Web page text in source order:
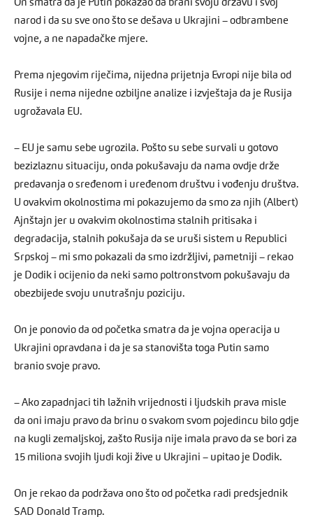
On smatra da je Putin pokazao da brani svoju državu i svoj
narod i da su sve ono što se dešava u Ukrajini – odbrambene
vojne, a ne napadačke mjere.
Prema njegovim riječima, nijedna prijetnja Evropi nije bila od
Rusije i nema nijedne ozbiljne analize i izvještaja da je Rusija
ugrožavala EU.
– EU je samu sebe ugrozila. Pošto su sebe survali u gotovo
bezizlaznu situaciju, onda pokušavaju da nama ovdje drže
predavanja o sređenom i uređenom društvu i vođenju društva.
U ovakvim okolnostima mi pokazujemo da smo za njih (Albert)
Ajnštajn jer u ovakvim okolnostima stalnih pritisaka i
degradacija, stalnih pokušaja da se uruši sistem u Republici
Srpskoj – mi smo pokazali da smo izdržljivi, pametniji – rekao
je Dodik i ocijenio da neki samo poltronstvom pokušavaju da
obezbijede svoju unutrašnju poziciju.
On je ponovio da od početka smatra da je vojna operacija u
Ukrajini opravdana i da je sa stanovišta toga Putin samo
branio svoje pravo.
– Ako zapadnjaci tih lažnih vrijednosti i ljudskih prava misle
da oni imaju pravo da brinu o svakom svom pojedincu bilo gdje
na kugli zemaljskoj, zašto Rusija nije imala pravo da se bori za
15 miliona svojih ljudi koji žive u Ukrajini – upitao je Dodik.
On je rekao da podržava ono što od početka radi predsjednik
SAD Donald Tramp.